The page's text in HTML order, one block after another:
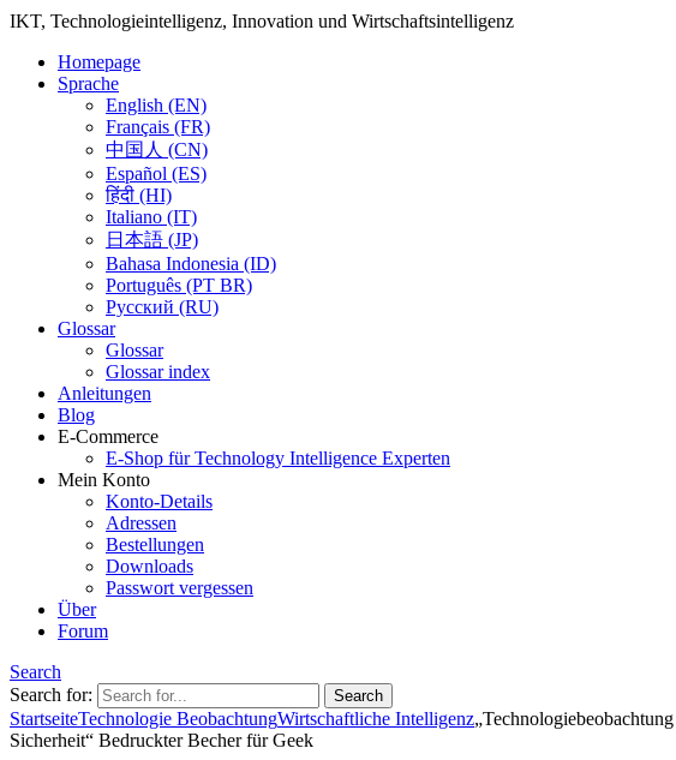
IKT, Technologieintelligenz, Innovation und Wirtschaftsintelligenz
Homepage
Sprache
English (EN)
Français (FR)
中国人 (CN)
Español (ES)
हिंदी (HI)
Italiano (IT)
日本語 (JP)
Bahasa Indonesia (ID)
Português (PT BR)
Pусский (RU)
Glossar
Glossar
Glossar index
Anleitungen
Blog
E-Commerce
E-Shop für Technology Intelligence Experten
Mein Konto
Konto-Details
Adressen
Bestellungen
Downloads
Passwort vergessen
Über
Forum
Search
Search for:
StartseiteTechnologie BeobachtungWirtschaftliche Intelligenz
Sicherheit“ Bedruckter Becher für Geek